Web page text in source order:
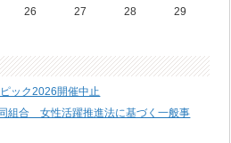
26 27 28
29
ック2026開催中止
組合 女性活躍推進法に基づく一般事